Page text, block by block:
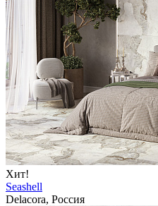
Хит!
Seashell
Delacora, Россия